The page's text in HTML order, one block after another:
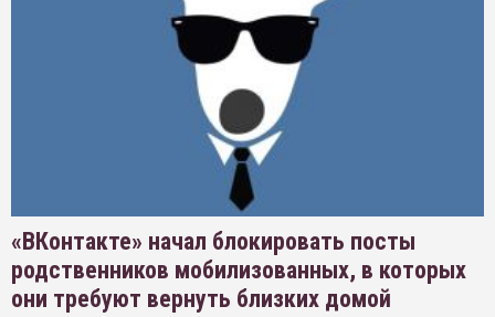
«ВКонтакте» начал блокировать посты
родственников мобилизованных, в которых
они требуют вернуть близких домой